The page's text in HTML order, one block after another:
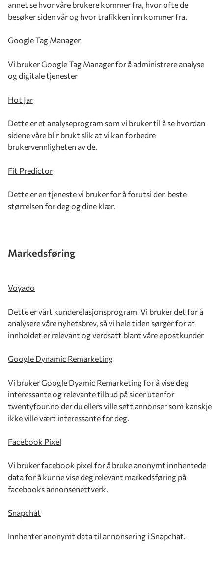
annet se hvor våre brukere kommer fra, hvor ofte de
besøker siden vår og hvor trafikken inn kommer fra.
Google Tag Manager
Vi bruker Google Tag Manager for å administrere analyse
og digitale tjenester
Hot Jar
Dette er et analyseprogram som vi bruker til å se hvordan
sidene våre blir brukt slik at vi kan forbedre
brukervennligheten av de.
Fit Predictor
Dette er en tjeneste vi bruker for å forutsi den beste
størrelsen for deg og dine klær.
Markedsføring
Voyado
Dette er vårt kunderelasjonsprogram. Vi bruker det for å
analysere våre nyhetsbrev, så vi hele tiden sørger for at
innholdet er relevant og verdsatt blant våre epostkunder
Google Dynamic Remarketing
Vi bruker Google Dyamic Remarketing for å vise deg
interessante og relevante tilbud på sider utenfor
twentyfour.no der du ellers ville sett annonser som kanskje
ikke ville vært interessante for deg.
Facebook Pixel
Vi bruker facebook pixel for å bruke anonymt innhentede
data for å kunne vise deg relevant markedsføring på
facebooks annonsenettverk.
Snapchat
Innhenter anonymt data til annonsering i Snapchat.